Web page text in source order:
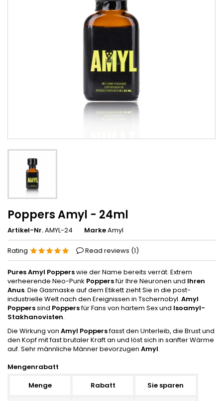
Poppers Amyl - 24ml
Artikel-Nr.AMYL-24 MarkeAmyl
Rating Read reviews (1)
Pures Amyl Popperswie der Name bereits verrät. Extrem
verheerende Neo-Punk Poppersfür Ihre Neuronen und Ihren
Anus. Die Gasmaske auf dem Etikett zieht Sie in die post-
industrielle Welt nach den Ereignissen in Tschernobyl. Amyl
Popperssind Poppersfür Fans von hartem Sex und Isoamyl-
Stakhanovisten.
Die Wirkung von Amyl Poppersfasst den Unterleib, die Brust und
den Kopf mit fast brutaler Kraft an und löst sich in sanfter Wärme
auf. Sehr männliche Männer bevorzugen Amyl.
Mengenrabatt
Menge
Rabatt Sie sparen